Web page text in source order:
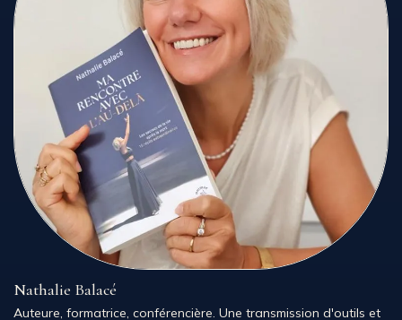
Nathalie Balacé
Auteure, formatrice, conférencière. Une transmission d'outils et